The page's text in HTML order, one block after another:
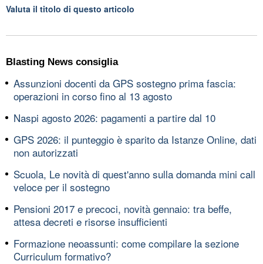
Valuta il titolo di questo articolo
Blasting News consiglia
Assunzioni docenti da GPS sostegno prima fascia:
operazioni in corso fino al 13 agosto
Naspi agosto 2026: pagamenti a partire dal 10
GPS 2026: il punteggio è sparito da Istanze Online, dati
non autorizzati
Scuola, Le novità di quest'anno sulla domanda mini call
veloce per il sostegno
Pensioni 2017 e precoci, novità gennaio: tra beffe,
attesa decreti e risorse insufficienti
Formazione neoassunti: come compilare la sezione
Curriculum formativo?